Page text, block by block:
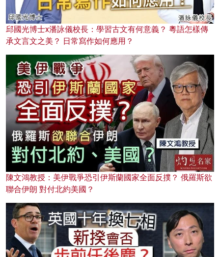
邱國光博士x潘詠儀校長：學習古文有何意義？ 粵語怎樣傳
承文言文之美？ 日常寫作如何應用？
陳文鴻教授：美伊戰爭恐引伊斯蘭國家全面反撲？ 俄羅斯欲
聯合伊朗 對付北約美國？